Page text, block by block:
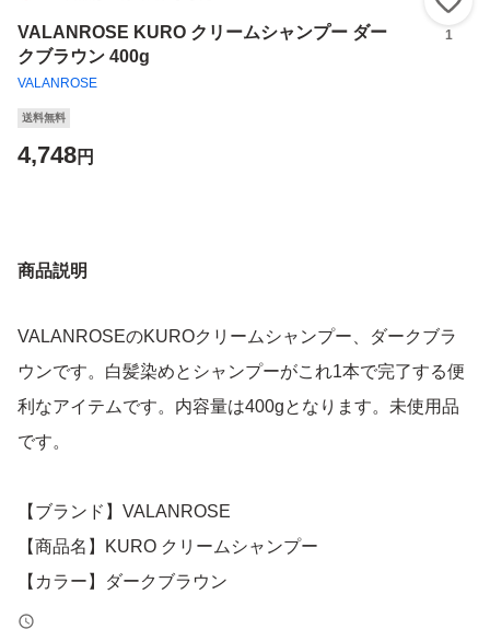
VALANROSE KURO クリームシャンプー ダー
クブラウン 400g
VALANROSE
1
送料無料
4,748円
商品説明
VALANROSEのKUROクリームシャンプー、ダークブラ
ウンです。白髪染めとシャンプーがこれ1本で完了する便
利なアイテムです。内容量は400gとなります。未使用品
です。
【ブランド】VALANROSE
【商品名】KURO クリームシャンプー
【カラー】ダークブラウン
【内容量】400g